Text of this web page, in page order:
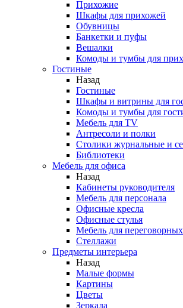
Прихожие
Шкафы для прихожей
Обувницы
Банкетки и пуфы
Вешалки
Комоды и тумбы для
Гостиные
Назад
Гостиные
Шкафы и витрины для
Комоды и тумбы для
Мебель для TV
Антресоли и полки
Столики журнальные и
Библиотеки
Мебель для офиса
Назад
Кабинеты руководителя
Мебель для персонала
Офисные кресла
Офисные стулья
Мебель для переговорных
Стеллажи
Предметы интерьера
Назад
Малые формы
Картины
Цветы
Зеркала